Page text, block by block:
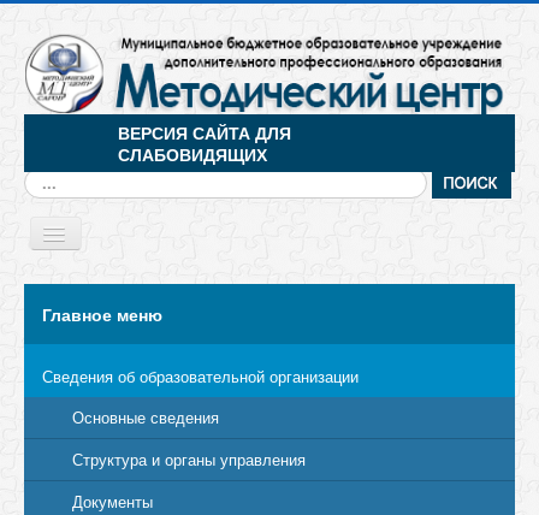
ВЕРСИЯ САЙТА ДЛЯ
СЛАБОВИДЯЩИХ
Искать...
Toggle
Главное меню
Сведения об образовательной организации
Основные сведения
Структура и органы управления
Документы